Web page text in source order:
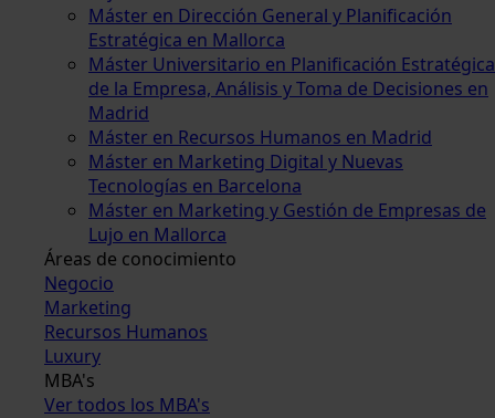
Máster en Dirección General y Planificación
Estratégica en Mallorca
Máster Universitario en Planificación Estratégica
de la Empresa, Análisis y Toma de Decisiones en
Madrid
Máster en Recursos Humanos en Madrid
Máster en Marketing Digital y Nuevas
Tecnologías en Barcelona
Máster en Marketing y Gestión de Empresas de
Lujo en Mallorca
Áreas de conocimiento
Negocio
Marketing
Recursos Humanos
Luxury
MBA's
Ver todos los MBA's